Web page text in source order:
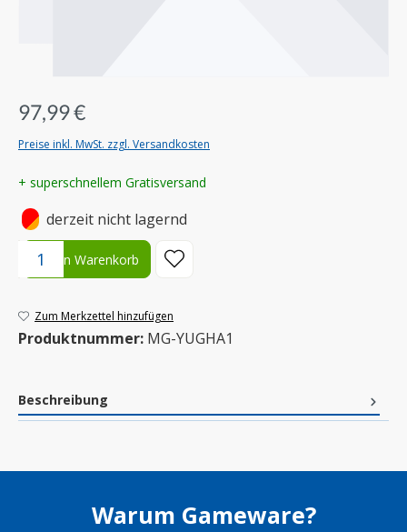
97,99 €
Preise inkl. MwSt. zzgl. Versandkosten
+ superschnellem Gratisversand
• derzeit nicht lagernd
Produkt Anzahl: Gib den gewünschten Wert ein oder benutze
In den Warenkorb
Zum Merkzettel hinzufügen
Produktnummer: MG-YUGHA1
Beschreibung
Warum Gameware?